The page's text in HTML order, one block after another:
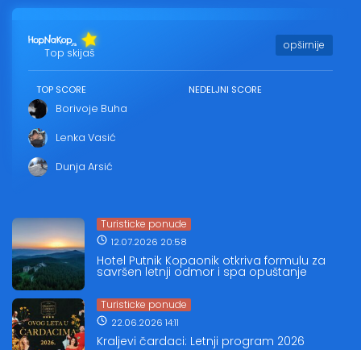
Top skijaš
opširnije
TOP SCORE
Borivoje Buha
Lenka Vasić
Dunja Arsić
NEDELJNI SCORE
Turisticke ponude
12.07.2026 20:58
Hotel Putnik Kopaonik otkriva formulu za
savršen letnji odmor i spa opuštanje
Turisticke ponude
22.06.2026 14:11
Kraljevi čardaci: Letnji program 2026